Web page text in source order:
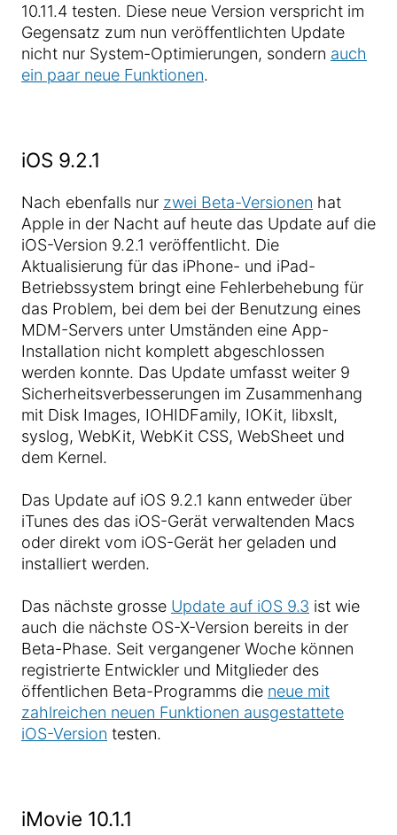
10.11.4 testen. Diese neue Version verspricht im
Gegensatz zum nun veröffentlichten Update
nicht nur System-Optimierungen, sondern auch
ein paar neue Funktionen.
iOS 9.2.1
Nach ebenfalls nur zwei Beta-Versionen hat
Apple in der Nacht auf heute das Update auf die
iOS-Version 9.2.1 veröffentlicht. Die
Aktualisierung für das iPhone- und iPad-
Betriebssystem bringt eine Fehlerbehebung für
das Problem, bei dem bei der Benutzung eines
MDM-Servers unter Umständen eine App-
Installation nicht komplett abgeschlossen
werden konnte. Das Update umfasst weiter 9
Sicherheitsverbesserungen im Zusammenhang
mit Disk Images, IOHIDFamily, IOKit, libxslt,
syslog, WebKit, WebKit CSS, WebSheet und
dem Kernel.
Das Update auf iOS 9.2.1 kann entweder über
iTunes des das iOS-Gerät verwaltenden Macs
oder direkt vom iOS-Gerät her geladen und
installiert werden.
Das nächste grosse Update auf iOS 9.3 ist wie
auch die nächste OS-X-Version bereits in der
Beta-Phase. Seit vergangener Woche können
registrierte Entwickler und Mitglieder des
öffentlichen Beta-Programms die neue mit
zahlreichen neuen Funktionen ausgestattete
iOS-Version testen.
iMovie 10.1.1